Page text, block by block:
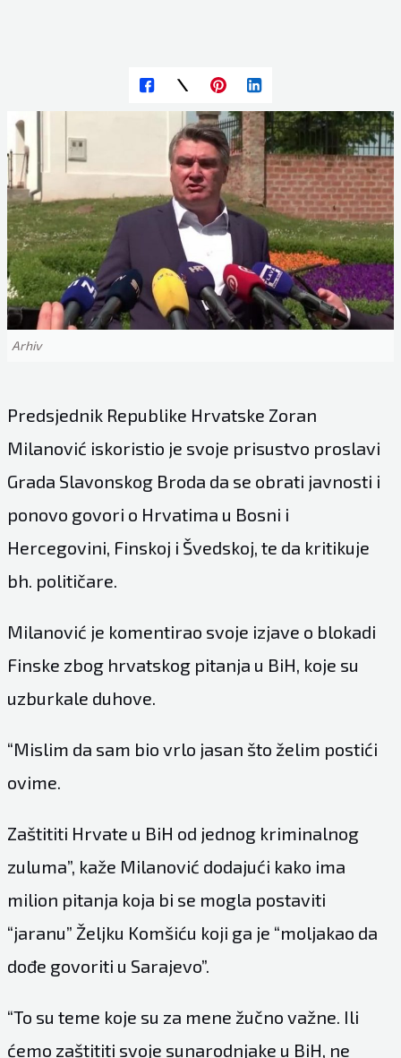
Arhiv
Predsjednik Republike Hrvatske Zoran
Milanović iskoristio je svoje prisustvo proslavi
Grada Slavonskog Broda da se obrati javnosti i
ponovo govori o Hrvatima u Bosni i
Hercegovini, Finskoj i Švedskoj, te da kritikuje
bh. političare.
Milanović je komentirao svoje izjave o blokadi
Finske zbog hrvatskog pitanja u BiH, koje su
uzburkale duhove.
“Mislim da sam bio vrlo jasan što želim postići
ovime.
Zaštititi Hrvate u BiH od jednog kriminalnog
zuluma”, kaže Milanović dodajući kako ima
milion pitanja koja bi se mogla postaviti
“jaranu” Željku Komšiću koji ga je “moljakao da
dođe govoriti u Sarajevo”.
“To su teme koje su za mene žučno važne. Ili
ćemo zaštititi svoje sunarodnjake u BiH, ne